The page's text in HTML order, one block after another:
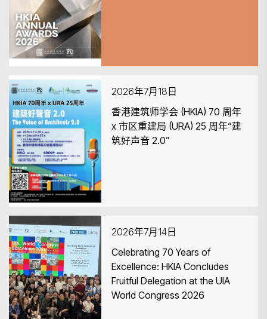
2026年7月18日
香港建筑师学会 (HKIA) 70 周年
x 市区重建局 (URA) 25 周年“建
筑好声音 2.0”
2026年7月14日
Celebrating 70 Years of
Excellence: HKIA Concludes
Fruitful Delegation at the UIA
World Congress 2026